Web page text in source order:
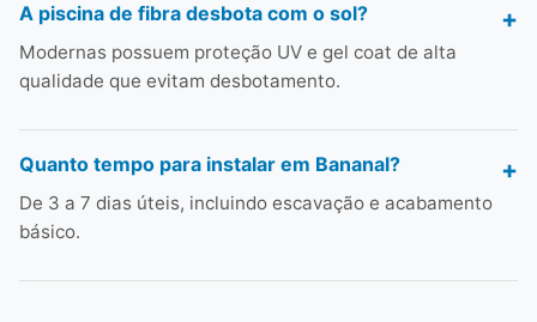
A piscina de fibra desbota com o sol?
Modernas possuem proteção UV e gel coat de alta
qualidade que evitam desbotamento.
Quanto tempo para instalar em Bananal?
De 3 a 7 dias úteis, incluindo escavação e acabamento
básico.